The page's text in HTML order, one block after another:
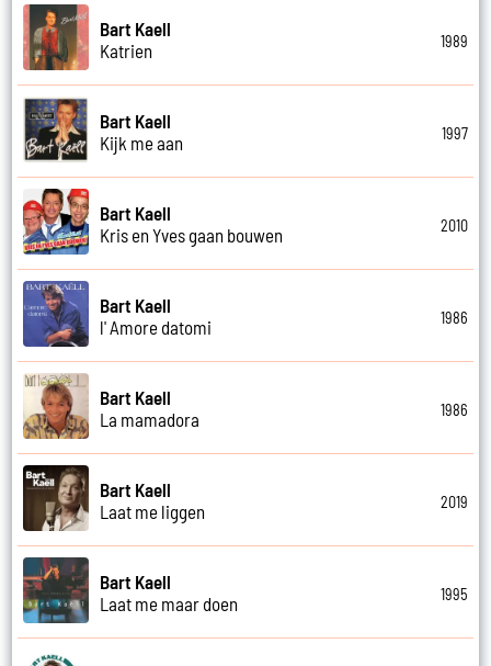
Bart Kaell
Katrien
1989
Bart Kaell
Kijk me aan
1997
Bart Kaell
Kris en Yves gaan bouwen
2010
Bart Kaell
l' Amore datomi
1986
Bart Kaell
La mamadora
1986
Bart Kaell
Laat me liggen
2019
Bart Kaell
Laat me maar doen
1995